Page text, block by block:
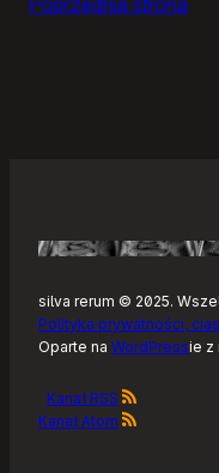
silva rerum © 2025.
Polityka prywatności,
Oparte na WordPressie z
Kanał RSS
Kanał Atom